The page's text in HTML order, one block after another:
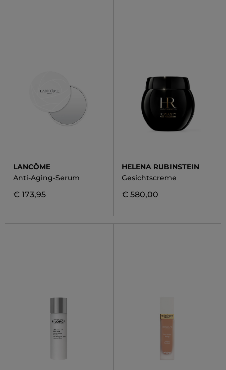
LANCÔME
Anti-Aging-Serum
€ 173,95
HELENA RUBINSTEIN
Gesichtscreme
€ 580,00